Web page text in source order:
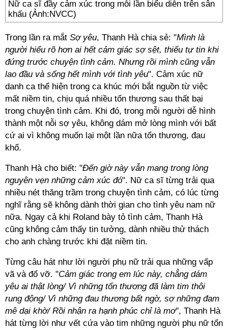
Nữ ca sĩ đầy cảm xúc trong mỗi lần biểu diễn trên sân
khấu (Ảnh:NVCC)
Trong lần ra mắt Sợ yêu, Thanh Hà chia sẻ: "Mình là
người hiểu rõ hơn ai hết cảm giác sợ sệt, thiếu tự tin khi
đứng trước chuyện tình cảm. Nhưng rồi mình cũng vẫn
lao đầu và sống hết mình với tình yêu". Cảm xúc nữ
danh ca thể hiện trong ca khúc mới bắt nguồn từ việc
mất niềm tin, chịu quá nhiều tổn thương sau thất bại
trong chuyện tình cảm. Khi đó, trong mỗi người dễ hình
thành một nỗi sợ yêu, không dám mở lòng mình với bất
cứ ai vì không muốn lại một lần nữa tổn thương, đau
khổ.
Thanh Hà cho biết: "Đến giờ này vẫn mang trong lòng
nguyên vẹn những cảm xúc đó". Nữ ca sĩ từng trải qua
nhiều nét thăng trầm trong chuyện tình cảm, có lúc từng
nghĩ rằng sẽ không dành thời gian cho tình yêu nam nữ
nữa. Ngay cả khi Roland bày tỏ tình cảm, Thanh Hà
cũng không cảm thấy tin tưởng, dành nhiều thử thách
cho anh chàng trước khi đặt niềm tin.
Từng câu hát như lời người phụ nữ trải qua những vấp
vã và đổ vỡ. "Cảm giác trong em lúc này, chẳng dám
yêu ai thật lòng/ Vì những tổn thương đã làm tim thôi
rung động/ Vì những đau thương bất ngờ, sợ những đam
mê dại khờ/ Rồi nhận ra hạnh phúc chỉ là mơ", Thanh Hà
hát từng lời như vết cứa vào tim những người phụ nữ tổn